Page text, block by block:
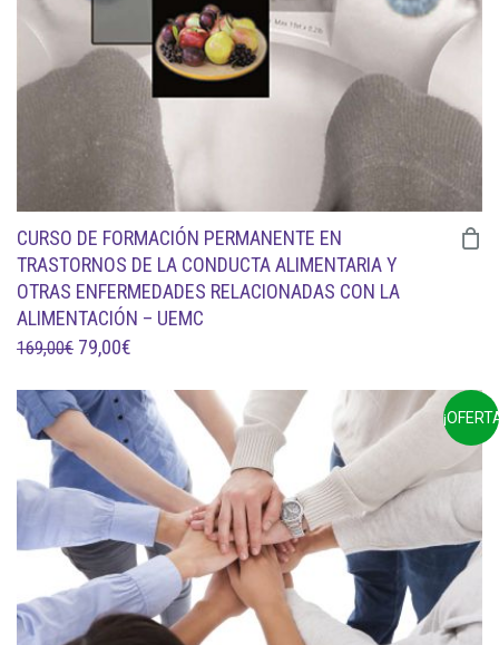
CURSO DE FORMACIÓN PERMANENTE EN
TRASTORNOS DE LA CONDUCTA ALIMENTARIA Y
OTRAS ENFERMEDADES RELACIONADAS CON LA
ALIMENTACIÓN – UEMC
169,00€ EL
ORIGINAL
ERA:
169,00€.
79,00€
ACTUAL
ES:
79,00€.